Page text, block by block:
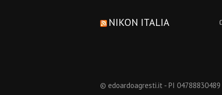
NIKON ITALIA
© edoardoagresti.it - PI